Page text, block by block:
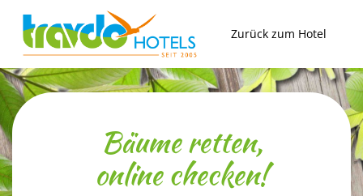
springen
Zurück zum Hotel
Bäume retten,
online checken!